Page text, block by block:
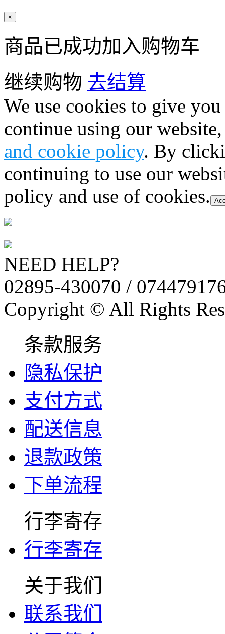
×
商品已成功加入购物车
继续购物 去结算
We use cookies to give
continue using our
and cookie policy. By
continuing to use our
policy and use of cookies.
NEED HELP?
02895-430070 /
Copyright © All Rights
条款服务
隐私保护
支付方式
配送信息
退款政策
下单流程
行李寄存
行李寄存
关于我们
联系我们